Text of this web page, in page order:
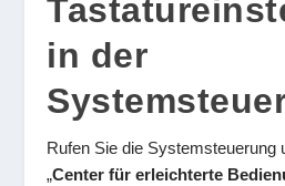
in der
Rufen Sie die Systemsteuerung
„Center für erleichterte